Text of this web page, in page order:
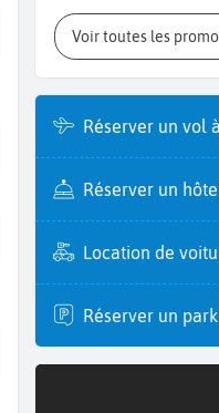
Voir toutes les
Réserver un vol
Réserver un
Location de
Réserver un